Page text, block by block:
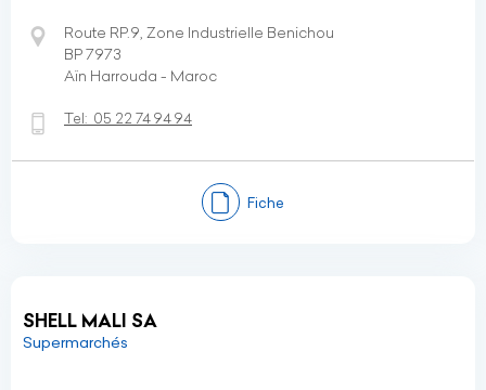
Route RP.9, Zone Industrielle Benichou
BP 7973
Aïn Harrouda - Maroc
Tel: 05 22 74 94 94
Fiche
SHELL MALI SA
Supermarchés